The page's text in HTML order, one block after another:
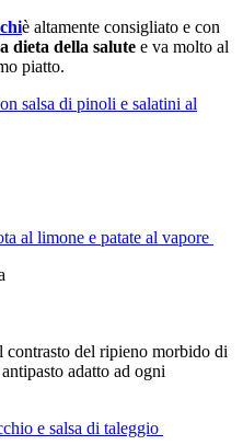
è altamente consigliato e con
dieta della salute e va molto al
piatto.
salsa di pinoli e salatini al
al limone e patate al vapore
contrasto del ripieno morbido di
adatto ad ogni
e salsa di taleggio